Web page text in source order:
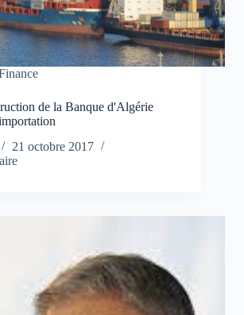
de la Banque d'Algérie
21 octobre 2017